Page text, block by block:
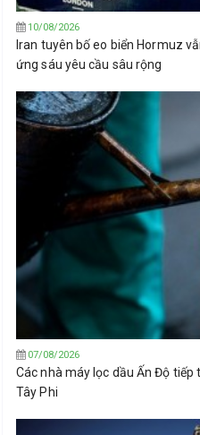
10/08/2026
Iran tuyên bố eo biển Hormuz
ứng sáu yêu cầu sâu rộng
07/08/2026
Các nhà máy lọc dầu Ấn Độ
Tây Phi